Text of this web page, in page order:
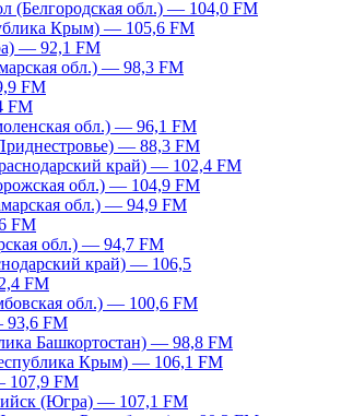
(Белгородская обл.) — 104,0 FM
Крым) — 105,6 FM
— 92,1 FM
обл.) — 98,3 FM
FM
FM
обл.) — 96,1 FM
— 88,3 FM
край) — 102,4 FM
обл.) — 104,9 FM
обл.) — 94,9 FM
FM
обл.) — 94,7 FM
край) — 106,5
FM
обл.) — 100,6 FM
93,6 FM
Башкортостан) — 98,8 FM
Крым) — 106,1 FM
107,9 FM
(Югра) — 107,1 FM